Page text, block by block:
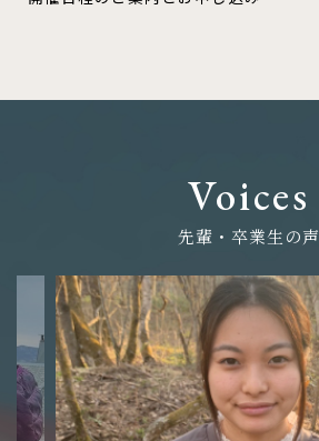
Voices
先輩・卒業生の声